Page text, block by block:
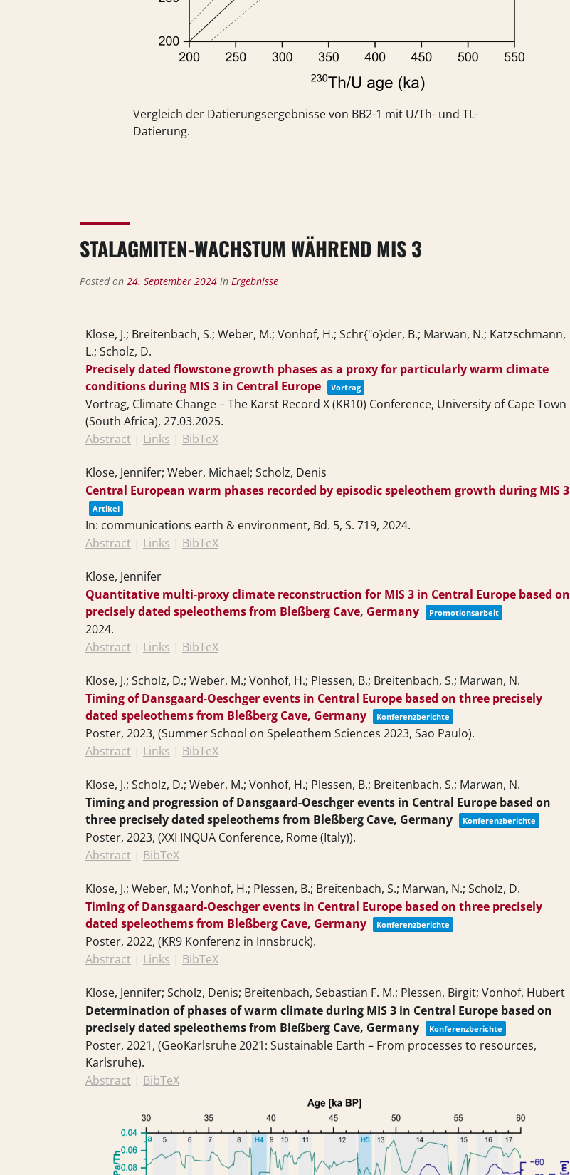
Vergleich der Datierungsergebnisse von BB2-1 mit U/Th- und TL-
Datierung.
STALAGMITEN-WACHSTUM WÄHREND MIS 3
Posted on 24. September 2024 in Ergebnisse
Klose, J.; Breitenbach, S.; Weber, M.; Vonhof, H.; Schr{"o}der, B.; Marwan, N.; Katzschmann,
L.; Scholz, D.
Precisely dated flowstone growth phases as a proxy for particularly warm climate
conditions during MIS 3 in Central Europe
Vortrag
Vortrag, Climate Change – The Karst Record X (KR10) Conference, University of Cape Town
(South Africa), 27.03.2025.
Abstract | Links | BibTeX
Klose, Jennifer; Weber, Michael; Scholz, Denis
Central European warm phases recorded by episodic speleothem growth during MIS 3
Artikel
In: communications earth & environment, Bd. 5, S. 719, 2024.
Abstract | Links | BibTeX
Klose, Jennifer
Quantitative multi-proxy climate reconstruction for MIS 3 in Central Europe based on
precisely dated speleothems from Bleßberg Cave, Germany
Promotionsarbeit
2024.
Abstract | Links | BibTeX
Klose, J.; Scholz, D.; Weber, M.; Vonhof, H.; Plessen, B.; Breitenbach, S.; Marwan, N.
Timing of Dansgaard-Oeschger events in Central Europe based on three precisely
dated speleothems from Bleßberg Cave, Germany
Konferenzberichte
Poster, 2023, (Summer School on Speleothem Sciences 2023, Sao Paulo).
Abstract | Links | BibTeX
Klose, J.; Scholz, D.; Weber, M.; Vonhof, H.; Plessen, B.; Breitenbach, S.; Marwan, N.
Timing and progression of Dansgaard-Oeschger events in Central Europe based on
three precisely dated speleothems from Bleßberg Cave, Germany
Konferenzberichte
Poster, 2023, (XXI INQUA Conference, Rome (Italy)).
Abstract | BibTeX
Klose, J.; Weber, M.; Vonhof, H.; Plessen, B.; Breitenbach, S.; Marwan, N.; Scholz, D.
Timing of Dansgaard-Oeschger events in Central Europe based on three precisely
dated speleothems from Bleßberg Cave, Germany
Konferenzberichte
Poster, 2022, (KR9 Konferenz in Innsbruck).
Abstract | Links | BibTeX
Klose, Jennifer; Scholz, Denis; Breitenbach, Sebastian F. M.; Plessen, Birgit; Vonhof, Hubert
Determination of phases of warm climate during MIS 3 in Central Europe based on
precisely dated speleothems from Bleßberg Cave, Germany
Konferenzberichte
Poster, 2021, (GeoKarlsruhe 2021: Sustainable Earth – From processes to resources,
Karlsruhe).
Abstract | BibTeX